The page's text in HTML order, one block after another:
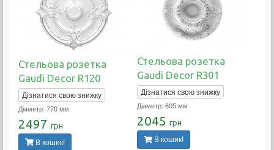
Стельова розетка
Gaudi Decor R120
Дізнатися свою знижку
Діаметр: 770 мм
2497 грн
В кошик!
Стельова розетка
Gaudi Decor R301
Дізнатися свою знижку
Діаметр: 605 мм
2045 грн
В кошик!